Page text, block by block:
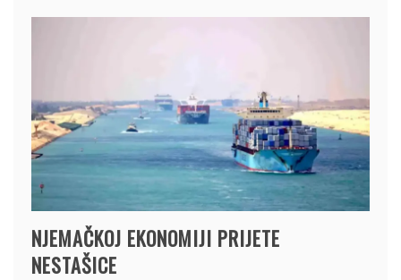
NJEMAČKOJ EKONOMIJI PRIJETE
NESTAŠICE